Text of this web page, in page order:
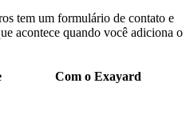
tem um formulário de contato e
acontece quando você adiciona o
Com o Exayard